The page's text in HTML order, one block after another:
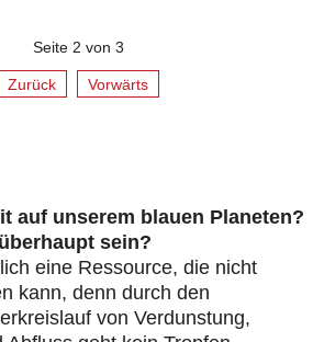
Seite 2 von 3
Zurück Vorwärts
auf unserem blauen Planeten?
sein?
eine Ressource, die nicht
kann, denn durch den
von Verdunstung,